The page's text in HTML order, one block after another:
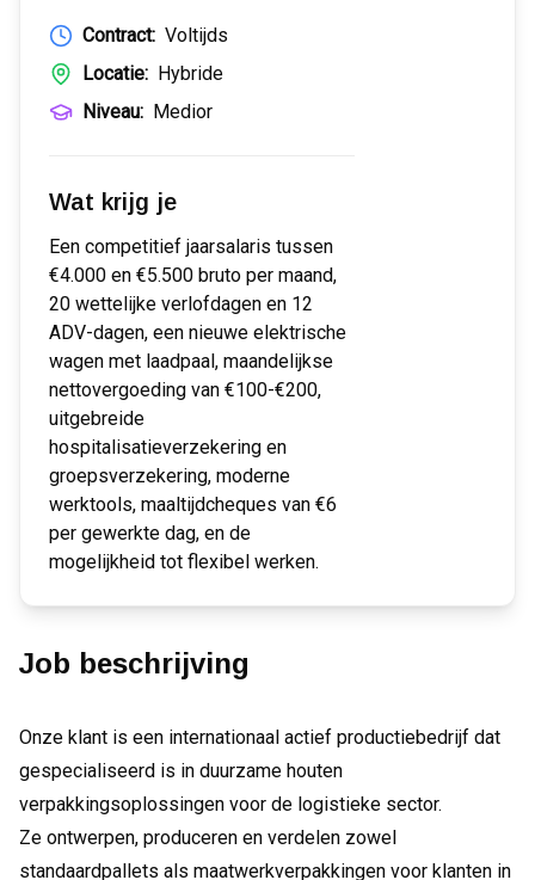
Contract: Voltijds
Locatie: Hybride
Niveau: Medior
Wat krijg je
Een competitief jaarsalaris tussen
€4.000 en €5.500 bruto per maand,
20 wettelijke verlofdagen en 12
ADV-dagen, een nieuwe elektrische
wagen met laadpaal, maandelijkse
nettovergoeding van €100-€200,
uitgebreide
hospitalisatieverzekering en
groepsverzekering, moderne
werktools, maaltijdcheques van €6
per gewerkte dag, en de
mogelijkheid tot flexibel werken.
Job beschrijving
Onze klant is een internationaal actief productiebedrijf dat
gespecialiseerd is in duurzame houten
verpakkingsoplossingen voor de logistieke sector.
Ze ontwerpen, produceren en verdelen zowel
standaardpallets als maatwerkverpakkingen voor klanten in